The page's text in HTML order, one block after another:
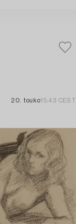
20. touko15:43 CEST